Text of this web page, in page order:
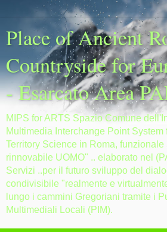
Place of Ancient
Countryside for
- Esarcato Area
MIPS for ARTS Spazio Comune
Multimedia Interchange Point System
Territory Science in Roma,
rinnovabile UOMO" .. elaborato nel
Servizi ..per il futuro sviluppo del
condivisibile "realmente e
lungo i cammini Gregoriani tramite i
Multimediali Locali (PIM).